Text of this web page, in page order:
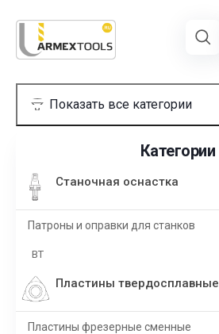
Категории
Станочная оснастка
Патроны и оправки для станков
BT
Пластины твердосплавные
Пластины фрезерные сменные